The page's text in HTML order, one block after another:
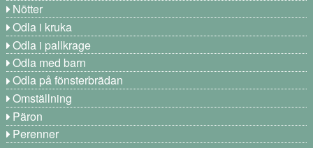
Nötter
Odla i kruka
Odla i pallkrage
Odla med barn
Odla på fönsterbrädan
Omställning
Päron
Perenner